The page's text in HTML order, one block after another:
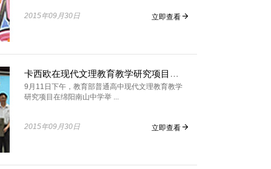
2015年09月30日 立即查看
卡西欧在现代文理教育教学研究项目开题仪式上为绵阳南山中学捐赠教学仪器
9月11日下午，教育部普通高中现代文理教育教学
研究项目在绵阳南山中学举 ...
2015年09月30日 立即查看